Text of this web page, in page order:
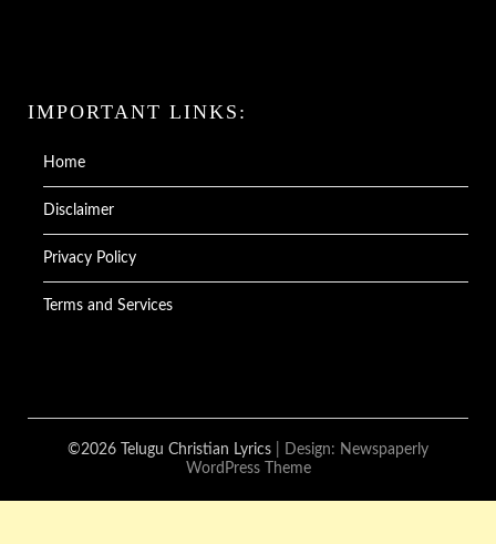
IMPORTANT LINKS:
Home
Disclaimer
Privacy Policy
Terms and Services
©2026 Telugu Christian Lyrics | Design: Newspaperly
WordPress Theme